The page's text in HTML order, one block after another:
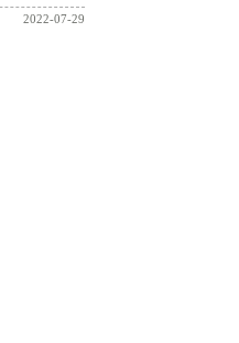
2022-07-29